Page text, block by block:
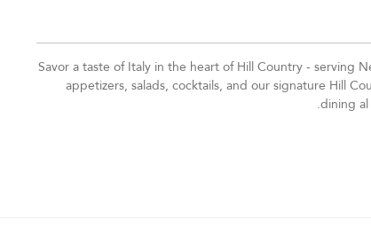
Savor a taste of Italy in the heart of Hill Country - serving
appetizers, salads, cocktails, and our signature Hill
dining